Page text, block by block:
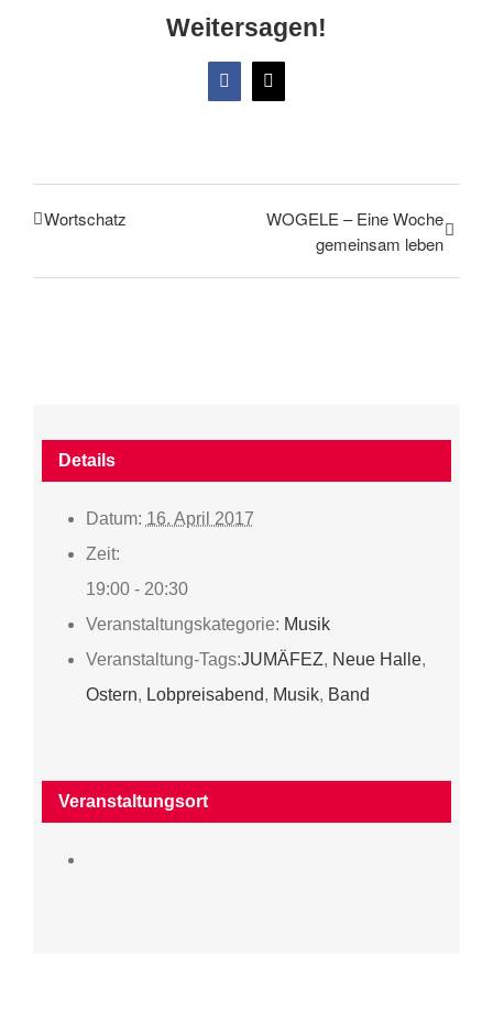
Weitersagen!
Facebook
X
Wortschatz
WOGELE – Eine Woche
gemeinsam leben
Details
Datum: 16. April 2017
Zeit:
19:00 - 20:30
Veranstaltungskategorie: Musik
Veranstaltung-Tags:JUMÄFEZ, Neue Halle,
Ostern, Lobpreisabend, Musik, Band
Veranstaltungsort